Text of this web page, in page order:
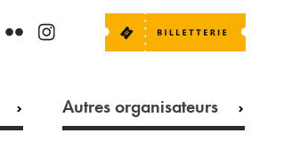
Autres organisateurs